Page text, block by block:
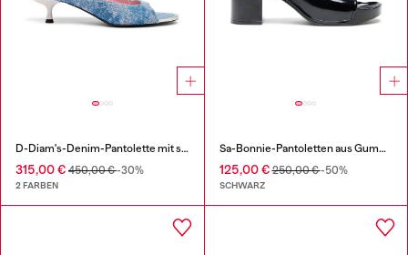
D-Diam's-Denim-Pantolette mit schwebendem Oval D
315,00 € 450,00 €-30%
2 FARBEN
Sa-Bonnie-Pantoletten aus Gummi mit Absatz und ausgeschnittenem Logo
125,00 €250,00 €-50%
SCHWARZ